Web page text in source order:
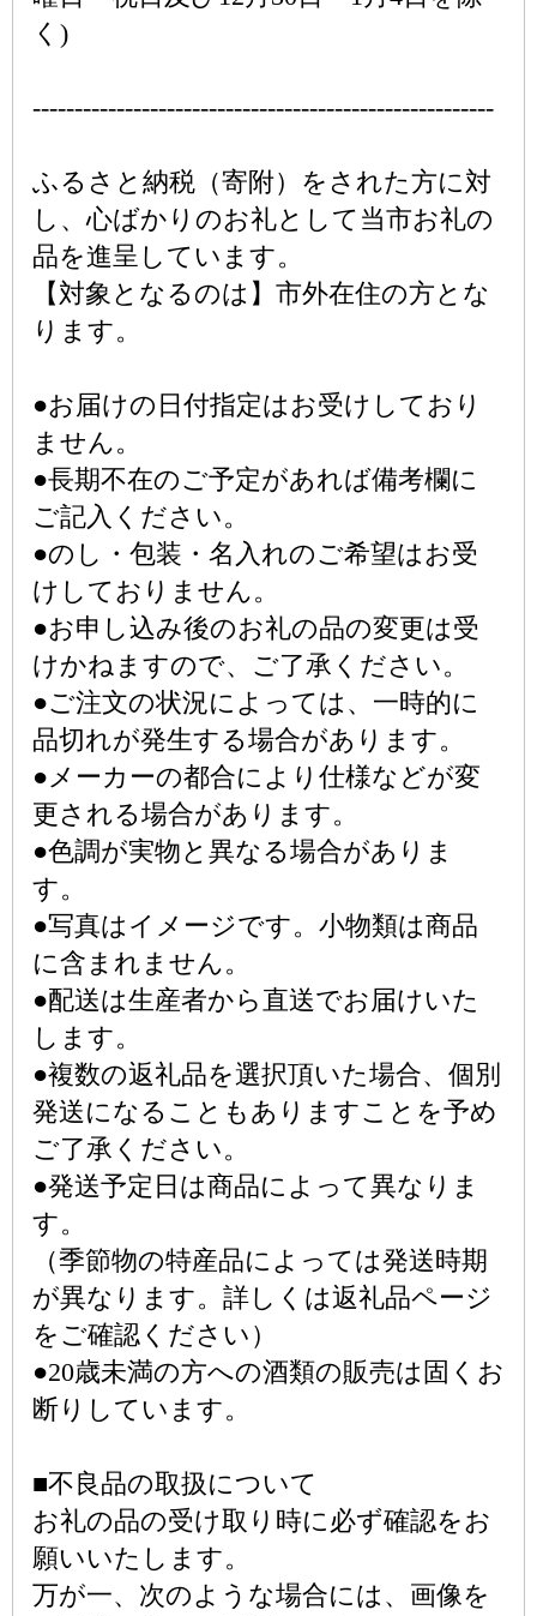
く)
-------------------------------------------------------
ふるさと納税（寄附）をされた方に対
し、心ばかりのお礼として当市お礼の
品を進呈しています。
【対象となるのは】市外在住の方とな
ります。
●お届けの日付指定はお受けしており
ません。
●長期不在のご予定があれば備考欄に
ご記入ください。
●のし・包装・名入れのご希望はお受
けしておりません。
●お申し込み後のお礼の品の変更は受
けかねますので、ご了承ください。
●ご注文の状況によっては、一時的に
品切れが発生する場合があります。
●メーカーの都合により仕様などが変
更される場合があります。
●色調が実物と異なる場合がありま
す。
●写真はイメージです。小物類は商品
に含まれません。
●配送は生産者から直送でお届けいた
します。
●複数の返礼品を選択頂いた場合、個別
発送になることもありますことを予め
ご了承ください。
●発送予定日は商品によって異なりま
す。
（季節物の特産品によっては発送時期
が異なります。詳しくは返礼品ページ
をご確認ください）
●20歳未満の方への酒類の販売は固くお
断りしています。
■不良品の取扱について
お礼の品の受け取り時に必ず確認をお
願いいたします。
万が一、次のような場合には、画像を